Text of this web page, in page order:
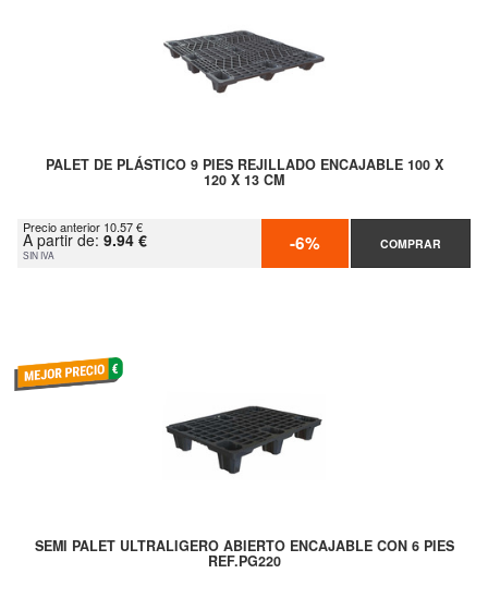
PALET DE PLÁSTICO 9 PIES REJILLADO ENCAJABLE 100 X
120 X 13 CM
Precio anterior 10.57 €
A partir de: 9.94 €
SIN IVA -6% COMPRAR
SEMI PALET ULTRALIGERO ABIERTO ENCAJABLE CON 6 PIES
REF.PG220